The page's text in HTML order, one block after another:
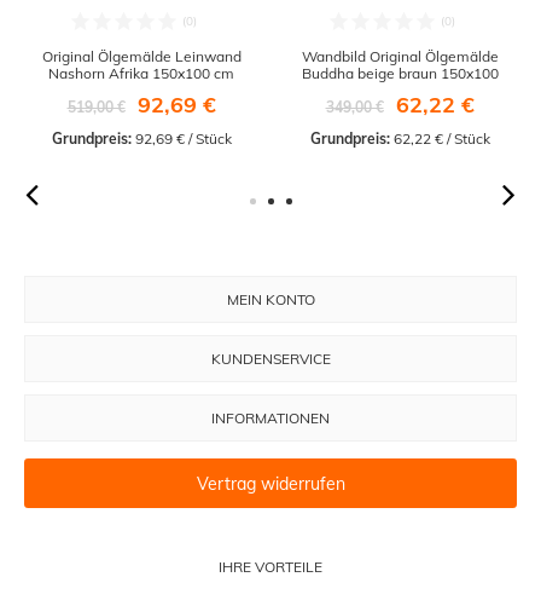
Original Ölgemälde Leinwand
Nashorn Afrika 150x100 cm
519,00 €
92,69 €
Grundpreis: 92,69 € / Stück
Wandbild Original Ölgemälde
Buddha beige braun 150x100
349,00 €
62,22 €
Grundpreis: 62,22 € / Stück
IHRE VORTEILE
MEIN KONTO
KUNDENSERVICE
INFORMATIONEN
Vertrag widerrufen